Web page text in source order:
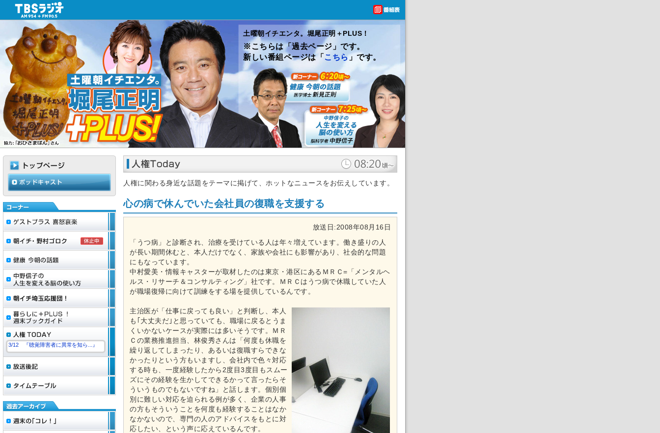
土曜朝イチエンタ。堀尾正明＋PLUS！
※こちらは「過去ページ」です。
新しい番組ページは「 こちら」です。
3/12 『聴覚障害者に異常を知ら...』
人権に関わる身近な話題をテーマに掲げて、ホットなニュースをお伝えしています。
心の病で休んでいた会社員の復職を支援する
放送日:2008年08月16日
「うつ病」と診断され、治療を受けている人は年々増えています。働き盛りの人
が長い期間休むと、本人だけでなく、家族や会社にも影響があり、社会的な問題
にもなっています。
中村愛美・情報キャスターが取材したのは東京・港区にあるＭＲＣ=「メンタルヘ
ルス・リサーチ＆コンサルティング」社です。ＭＲＣはうつ病で休職していた人
が職場復帰に向けて訓練をする場を提供しているんです。
主治医が「仕事に戻っても良い」と判断し、本人
も｢大丈夫だ｣と思っていても、職場に戻るとうま
くいかないケースが実際には多いそうです。ＭＲ
Ｃの業務推進担当、林俊秀さんは「何度も休職を
繰り返してしまったり、あるいは復職すらできな
かったりという方もいますし、会社内で色々対応
する時も、一度経験したから2度目3度目もスムー
ズにその経験を生かしてできるかって言ったらそ
ういうものでもないですね」と話します。個別個
別に難しい対応を迫られる例が多く、企業の人事
の方もそういうことを何度も経験することはなか
なかないので、専門の人のアドバイスをもとに対
応したい、という声に応えているんです。